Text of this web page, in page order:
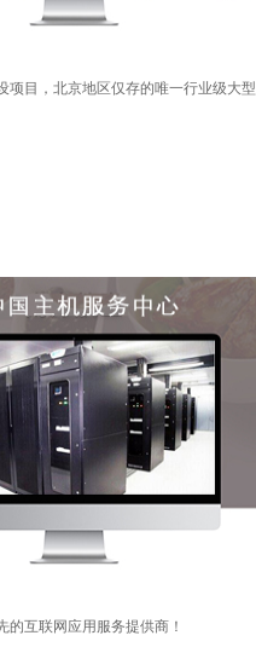
项目，北京地区仅存的唯一行业级大型
的互联网应用服务提供商！